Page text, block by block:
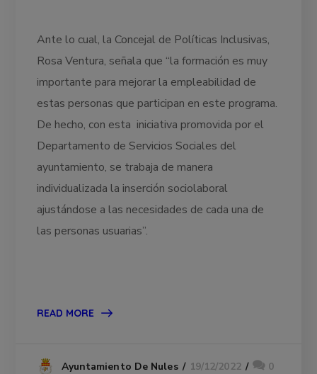
Ante lo cual, la Concejal de Políticas Inclusivas,
Rosa Ventura, señala que “la formación es muy
importante para mejorar la empleabilidad de
estas personas que participan en este programa.
De hecho, con esta iniciativa promovida por el
Departamento de Servicios Sociales del
ayuntamiento, se trabaja de manera
individualizada la inserción sociolaboral
ajustándose a las necesidades de cada una de
las personas usuarias”.
READ MORE
Ayuntamiento De Nules 19/12/2022 0